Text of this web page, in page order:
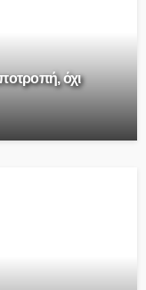
όχι